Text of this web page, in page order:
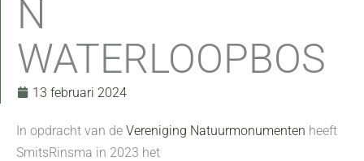
N
WATERLOOPBOS
13 februari 2024
In opdracht van de Vereniging Natuurmonumenten heeft
SmitsRinsma in 2023 het